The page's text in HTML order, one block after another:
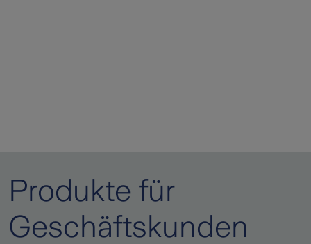
Produkte für
Geschäftskunden